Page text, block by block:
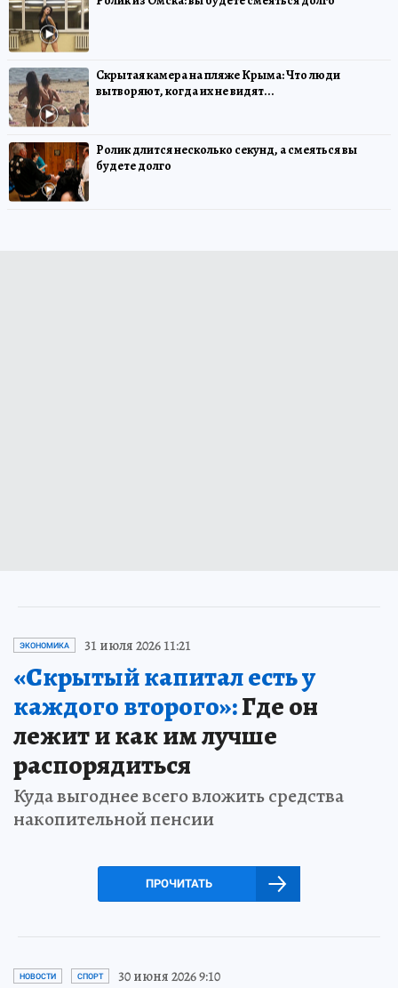
Скрытая камера на пляже Крыма: Что люди
вытворяют, когда их не видят...
Ролик длится несколько секунд, а смеяться вы
будете долго
ЭКОНОМИКА 31 июля 2026 11:21
«Скрытый капитал есть у
каждого второго»:Где он
лежит и как им лучше
распорядиться
Куда выгоднее всего вложить средства
накопительной пенсии
ПРОЧИТАТЬ
НОВОСТИ СПОРТ 30 июня 2026 9:10